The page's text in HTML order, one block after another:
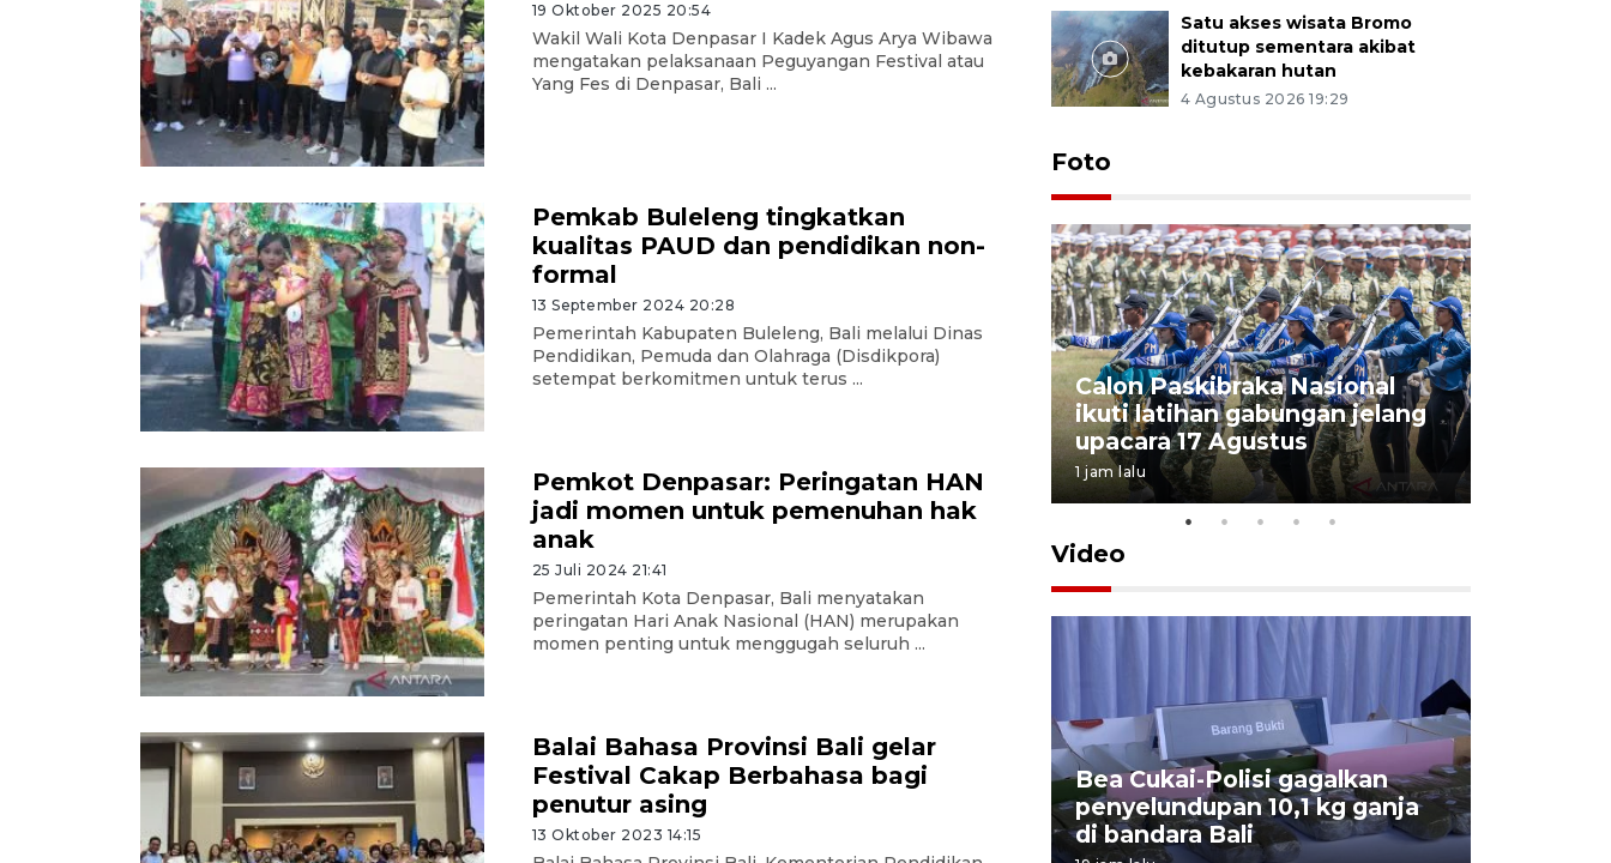
19 Oktober 2025 20:54
Wakil Wali Kota Denpasar I Kadek Agus Arya Wibawa
mengatakan pelaksanaan Peguyangan Festival atau
Yang Fes di Denpasar, Bali ...
Pemkab Buleleng tingkatkan
kualitas PAUD dan pendidikan non-
formal
13 September 2024 20:28
Pemerintah Kabupaten Buleleng, Bali melalui Dinas
Pendidikan, Pemuda dan Olahraga (Disdikpora)
setempat berkomitmen untuk terus ...
Pemkot Denpasar: Peringatan HAN
jadi momen untuk pemenuhan hak
anak
25 Juli 2024 21:41
Pemerintah Kota Denpasar, Bali menyatakan
peringatan Hari Anak Nasional (HAN) merupakan
momen penting untuk menggugah seluruh ...
Balai Bahasa Provinsi Bali gelar
Festival Cakap Berbahasa bagi
penutur asing
13 Oktober 2023 14:15
Satu akses wisata Bromo
ditutup sementara akibat
kebakaran hutan
4 Agustus 2026 19:29
Foto
Pemerintah tunda pungutan
6 Agustus 2026 16:45
Calon Paskibraka Nasional
ikuti latihan gabungan jelang
upacara 17 Agustus
1 jam lalu
Video
Polisi tetapkan lima tersangka
pengeroyokan maling ayam di
Tabanan
Bea Cukai-Polisi gagalkan
penyelundupan 10,1 kg ganja
di bandara Bali